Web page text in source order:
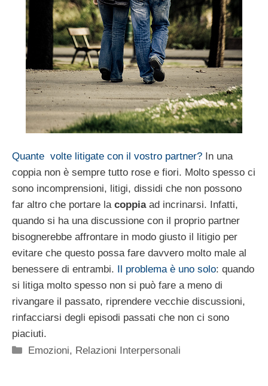
Quante volte litigate con il vostro partner? In una
coppia non è sempre tutto rose e fiori. Molto spesso ci
sono incomprensioni, litigi, dissidi che non possono
far altro che portare la coppiaad incrinarsi. Infatti,
quando si ha una discussione con il proprio partner
bisognerebbe affrontare in modo giusto il litigio per
evitare che questo possa fare davvero molto male al
benessere di entrambi.
Il problema è uno solo: quando
si litiga molto spesso non si può fare a meno di
rivangare il passato, riprendere vecchie discussioni,
rinfacciarsi degli episodi passati che non ci sono
piaciuti.
Categorie
Emozioni, Relazioni Interpersonali